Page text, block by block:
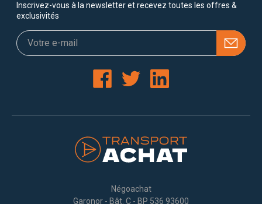
Inscrivez-vous à la newsletter et recevez toutes les offres &
exclusivités
Négoachat
Garonor - Bât. C - BP 536 93600